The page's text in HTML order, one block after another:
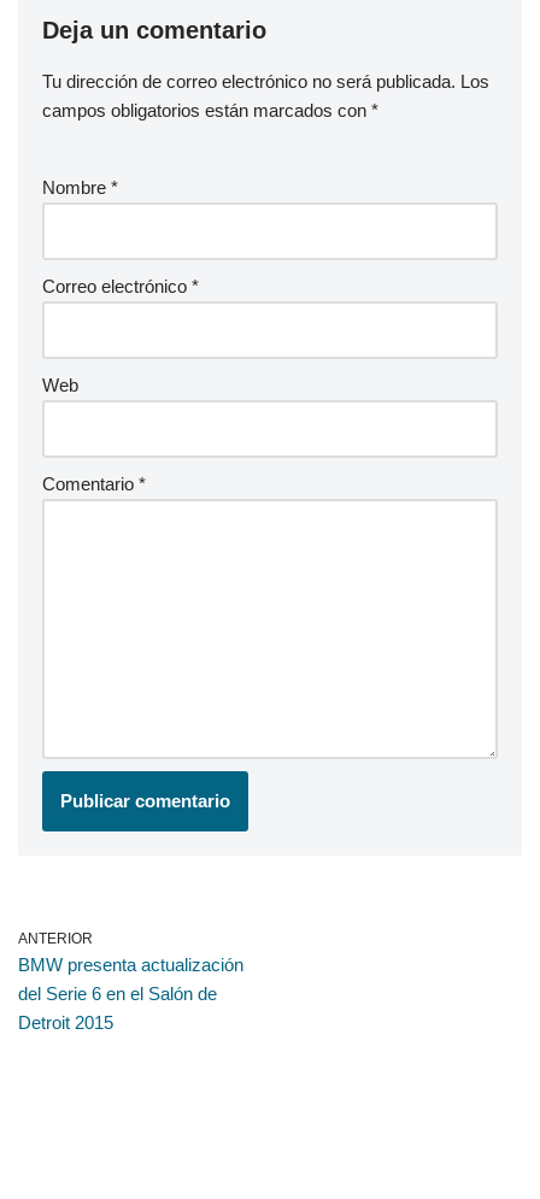
Deja un comentario
Tu dirección de correo electrónico no será publicada. Los
campos obligatorios están marcados con *
Nombre *
Correo electrónico *
Web
Comentario *
ANTERIOR
BMW presenta actualización
del Serie 6 en el Salón de
Detroit 2015